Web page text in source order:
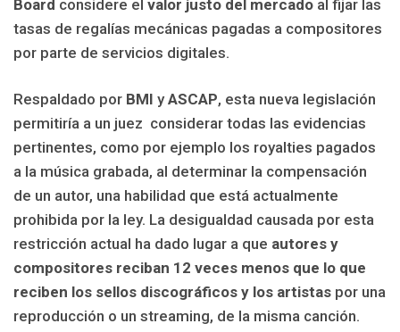
Board considere el valor justo del mercado al fijar las
tasas de regalías mecánicas pagadas a compositores
por parte de servicios digitales.
Respaldado por BMI yASCAP, esta nueva legislación
permitiría a un juez considerar todas las evidencias
pertinentes, como por ejemplo los royalties pagados
a la música grabada, al determinar la compensación
de un autor, una habilidad que está actualmente
prohibida por la ley. La desigualdad causada por esta
restricción actual ha dado lugar a que autores y
compositores reciban 12 veces menos que lo que
reciben los sellos discográficos y los artistas por una
reproducción o un streaming, de la misma canción.